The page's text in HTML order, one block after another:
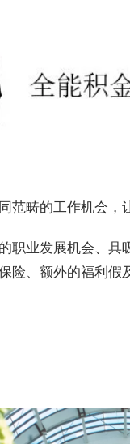
范畴的工作机会，
职业发展机会、
险、额外的福利假